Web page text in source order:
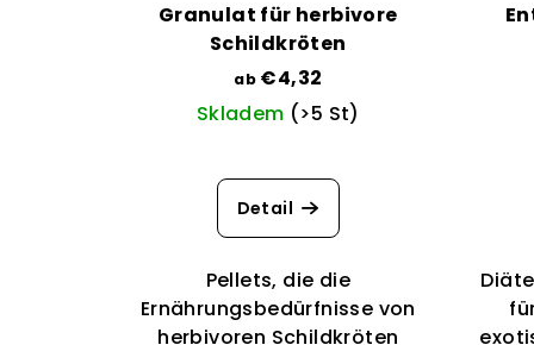
Granulat für herbivore
Schildkröten
ab€4,32
Skladem (>5 St)
durchschnittliche
Produktbewertung
ist
5,0
von
5
Detail
Pellets, die die
Ernährungsbedürfnisse von
herbivoren Schildkröten